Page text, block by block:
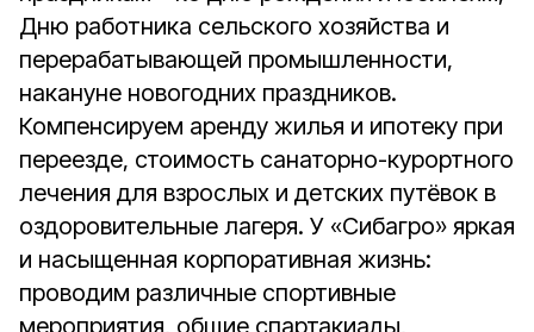
Дню работника сельского хозяйства и
перерабатывающей промышленности,
накануне новогодних праздников.
Компенсируем аренду жилья и ипотеку при
переезде, стоимость санаторно-курортного
лечения для взрослых и детских путёвок в
оздоровительные лагеря. У «Сибагро» яркая
и насыщенная корпоративная жизнь:
проводим различные спортивные
мероприятия, общие спартакиады,